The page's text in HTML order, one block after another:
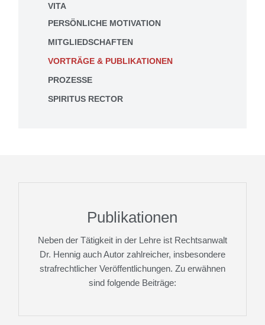
VITA
PERSÖNLICHE MOTIVATION
MITGLIEDSCHAFTEN
VORTRÄGE & PUBLIKATIONEN
PROZESSE
SPIRITUS RECTOR
Publikationen
Neben der Tätigkeit in der Lehre ist Rechtsanwalt
Dr. Hennig auch Autor zahlreicher, insbesondere
strafrechtlicher Veröffentlichungen. Zu erwähnen
sind folgende Beiträge: